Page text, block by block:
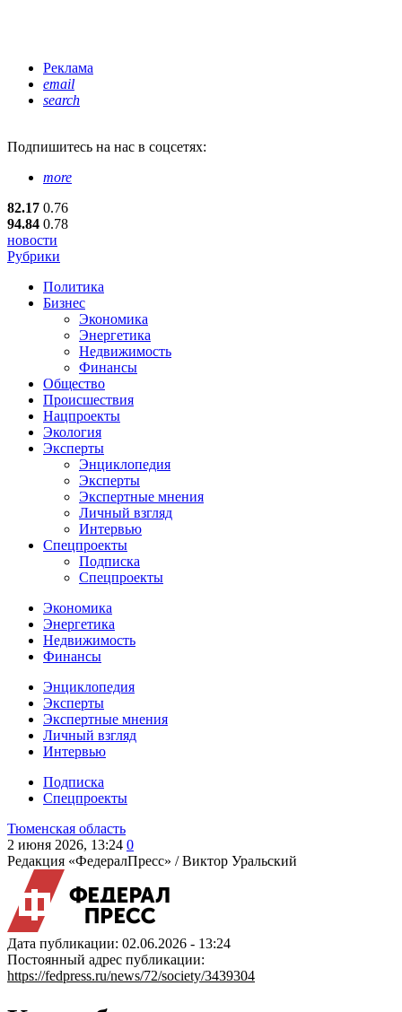
Реклама
email
search
Подпишитесь на нас в соцсетях:
more
82.17 0.76
94.84 0.78
новости
Рубрики
Политика
Бизнес
Экономика
Энергетика
Недвижимость
Финансы
Общество
Происшествия
Нацпроекты
Экология
Эксперты
Энциклопедия
Эксперты
Экспертные мнения
Личный взгляд
Интервью
Спецпроекты
Подписка
Спецпроекты
Экономика
Энергетика
Недвижимость
Финансы
Энциклопедия
Эксперты
Экспертные мнения
Личный взгляд
Интервью
Подписка
Спецпроекты
Тюменская область
2 июня 2026, 13:24 0
Редакция «ФедералПресс» /Виктор Уральский
Дата публикации: 02.06.2026 - 13:24
Постоянный адрес публикации:
https://fedpress.ru/news/72/society/3439304